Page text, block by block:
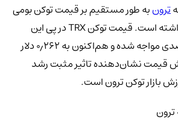
ترونبه طور مستقیم بر قیمت توکن بومی
آن، یعنی TRX، تأثیر گذاشته است. قیمت توکن TRX در پی این
رشد‌ها با افزایش ۴ درصدی مواجه شده و هم‌اکنون به ۰٫۲۶۲ دلار
قیمت نشان‌دهنده تاثیر مثبت رشد
بازار توکن ترون است.